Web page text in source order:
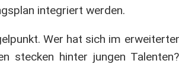
integriert werden.
Wer hat sich im
stecken hinter jungen